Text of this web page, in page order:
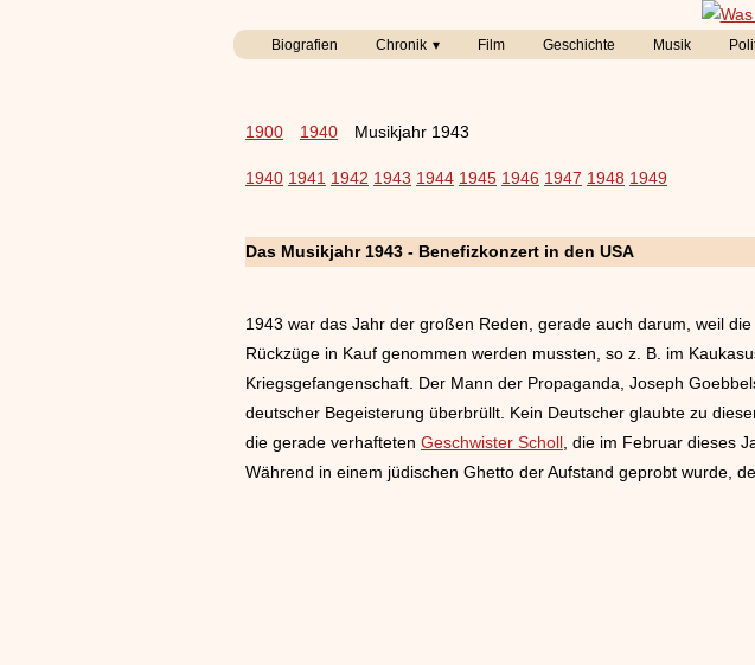
Biografien Chronik Film Geschichte Musik
1900 1940 Musikjahr 1943
1940 1941 1942 1943 1944 1945 1946 1947 1948 1949
Das Musikjahr 1943 - Benefizkonzert in den USA
1943 war das Jahr der großen Reden, gerade auch darum, weil
Rückzüge in Kauf genommen werden mussten, so z. B. im
Kriegsgefangenschaft. Der Mann der Propaganda, Joseph
deutscher Begeisterung überbrüllt. Kein Deutscher glaubte zu
die gerade verhafteten Geschwister Scholl, die im Februar dieses
Während in einem jüdischen Ghetto der Aufstand geprobt wurde,